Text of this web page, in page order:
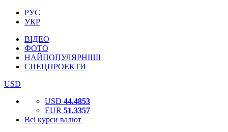
РУС
УКР
ВІДЕО
ФОТО
НАЙПОПУЛЯРНІШІ
СПЕЦПРОЕКТИ
USD
USD 44.4853
EUR 51.3357
Всі курси валют